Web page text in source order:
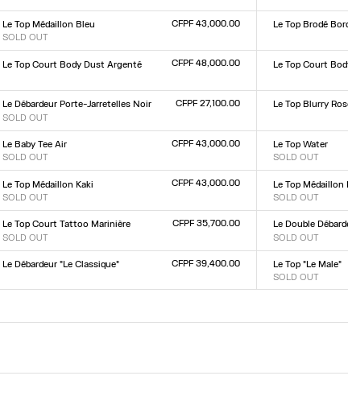
XSSMLXL
XXS XSS LXL
Le Top Médaillon Bleu
SOLD OUT
XXS
S XLXXL
CFPF 43,000.00
Le Top Brodé
XXSXSSMLXL
Le Top Court Body Dust Argenté
XXSXSSMLXLXXL
CFPF 48,000.00
Le Top Court
XXSXSSMLXL
Le Débardeur Porte-Jarretelles Noir
SOLD OUT
XXS XS SM XLXXL
CFPF 27,100.00
Le Top Blurry
XXSXSSMLXL
Le Baby Tee Air
SOLD OUT
XXS XSSM L XL XXL
CFPF 43,000.00
Le Top Water
SOLD OUT
XXS XSSM L XL
Le Top Médaillon Kaki
SOLD OUT
XXS
SM XLXXL
CFPF 43,000.00
Le Top Médaillon
SOLD OUT
XXS XSSM LXL XXL
Le Top Court Tattoo Marinière
SOLD OUT
XXS XS M XLXXL
CFPF 35,700.00
Le Double
SOLD OUT
XXS XSS L XL XXL
Le Débardeur "Le Classique"
XXSXSSMLXLXXL
CFPF 39,400.00
Le Top "Le Male"
SOLD OUT